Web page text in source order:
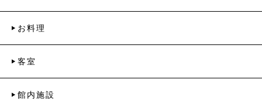
お料理
客室
館内施設